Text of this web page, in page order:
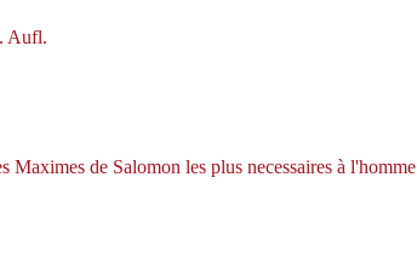
Aufl.
Maximes de Salomon les plus necessaires à